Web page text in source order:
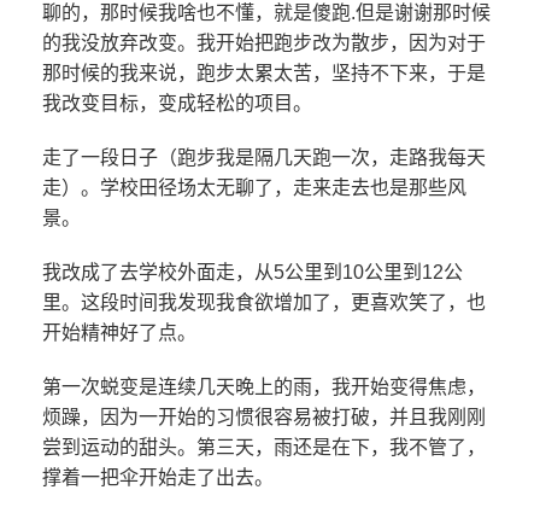
聊的，那时候我啥也不懂，就是傻跑.但是谢谢那时候
的我没放弃改变。我开始把跑步改为散步，因为对于
那时候的我来说，跑步太累太苦，坚持不下来，于是
我改变目标，变成轻松的项目。
走了一段日子（跑步我是隔几天跑一次，走路我每天
走）。学校田径场太无聊了，走来走去也是那些风
景。
我改成了去学校外面走，从5公里到10公里到12公
里。这段时间我发现我食欲增加了，更喜欢笑了，也
开始精神好了点。
第一次蜕变是连续几天晚上的雨，我开始变得焦虑，
烦躁，因为一开始的习惯很容易被打破，并且我刚刚
尝到运动的甜头。第三天，雨还是在下，我不管了，
撑着一把伞开始走了出去。